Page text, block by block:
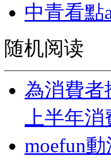
中青看點
随机阅读
為消費者
上半年
moefun